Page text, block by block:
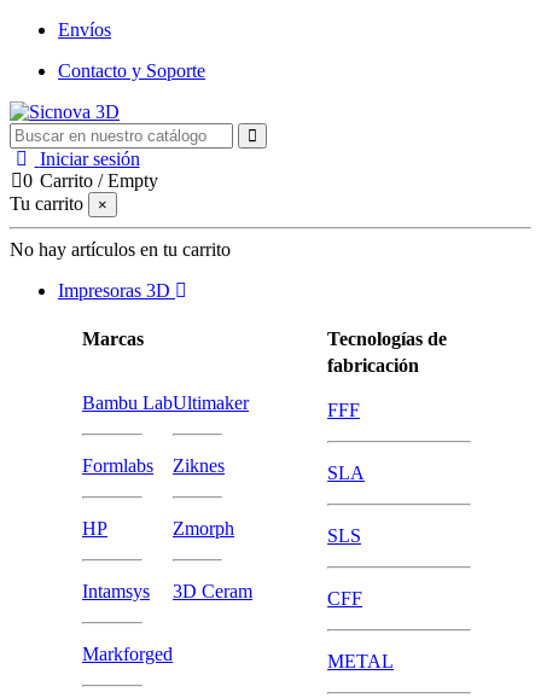
Envíos
Contacto y Soporte
Iniciar sesión
0 Carrito /Empty
Tu carrito
×
No hay artículos en tu carrito
Impresoras 3D
Marcas
Bambu Lab
Formlabs
HP
Intamsys
Markforged
Ultimaker
Ziknes
Zmorph
3D Ceram
Tecnologías de
fabricación
FFF
SLA
SLS
CFF
METAL